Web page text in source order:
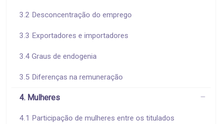
3.2 Desconcentração do emprego
3.3 Exportadores e importadores
3.4 Graus de endogenia
3.5 Diferenças na remuneração
4. Mulheres
4.1 Participação de mulheres entre os titulados